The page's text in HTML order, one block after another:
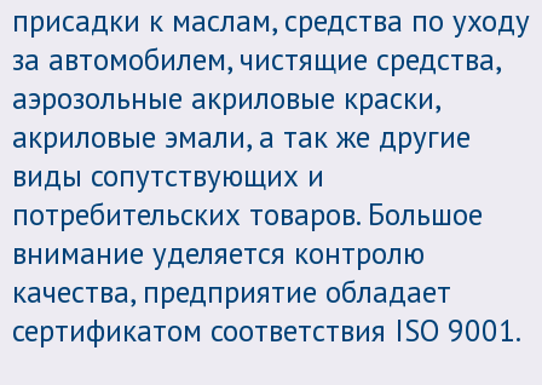
присадки к маслам, средства по уходу
за автомобилем, чистящие средства,
аэрозольные акриловые краски,
акриловые эмали, а так же другие
виды сопутствующих и
потребительских товаров. Большое
внимание уделяется контролю
качества, предприятие обладает
сертификатом соответствия ISO 9001.